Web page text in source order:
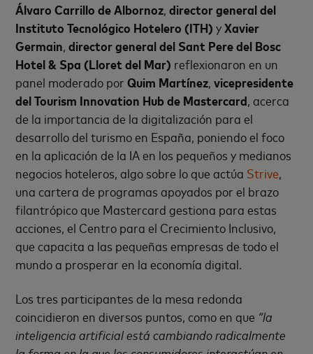
Álvaro Carrillo de Albornoz,director general del
Instituto Tecnológico Hotelero (ITH) yXavier
Germain,director general del Sant Pere del Bosc
Hotel & Spa (Lloret del Mar) reflexionaron en un
panel moderado porQuim Martínez,vicepresidente
del Tourism Innovation Hub de Mastercard, acerca
de la importancia de la digitalización para el
desarrollo del turismo en España, poniendo el foco
en la aplicación de la IA en los pequeños y medianos
negocios hoteleros, algo sobre lo que actúa Strive,
una cartera de programas apoyados por el brazo
filantrópico que Mastercard gestiona para estas
acciones, el Centro para el Crecimiento Inclusivo,
que capacita a las pequeñas empresas de todo el
mundo a prosperar en la economía digital.
Los tres participantes de la mesa redonda
coincidieron en diversos puntos, como en que “la
inteligencia artificial está cambiando radicalmente